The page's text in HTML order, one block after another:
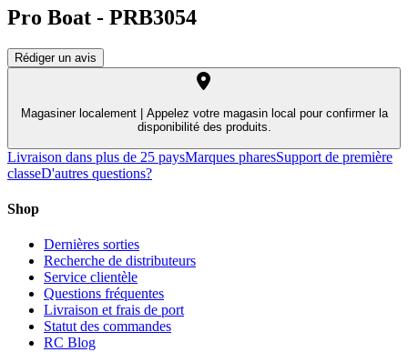
Pro Boat - PRB3054
Rédiger un avis
Magasiner localement |
Appelez votre magasin local pour confirmer la
disponibilité des produits.
Livraison dans plus de 25 paysMarques pharesSupport de première
classeD'autres questions?
Shop
Dernières sorties
Recherche de distributeurs
Service clientèle
Questions fréquentes
Livraison et frais de port
Statut des commandes
RC Blog